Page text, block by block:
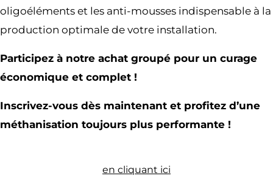
oligoéléments et les anti-mousses indispensable à la
production optimale de votre installation.
Participez à notre achat groupé pour un curage
économique et complet !
Inscrivez-vous dès maintenant et profitez d’une
méthanisation toujours plus performante !
en cliquant ici